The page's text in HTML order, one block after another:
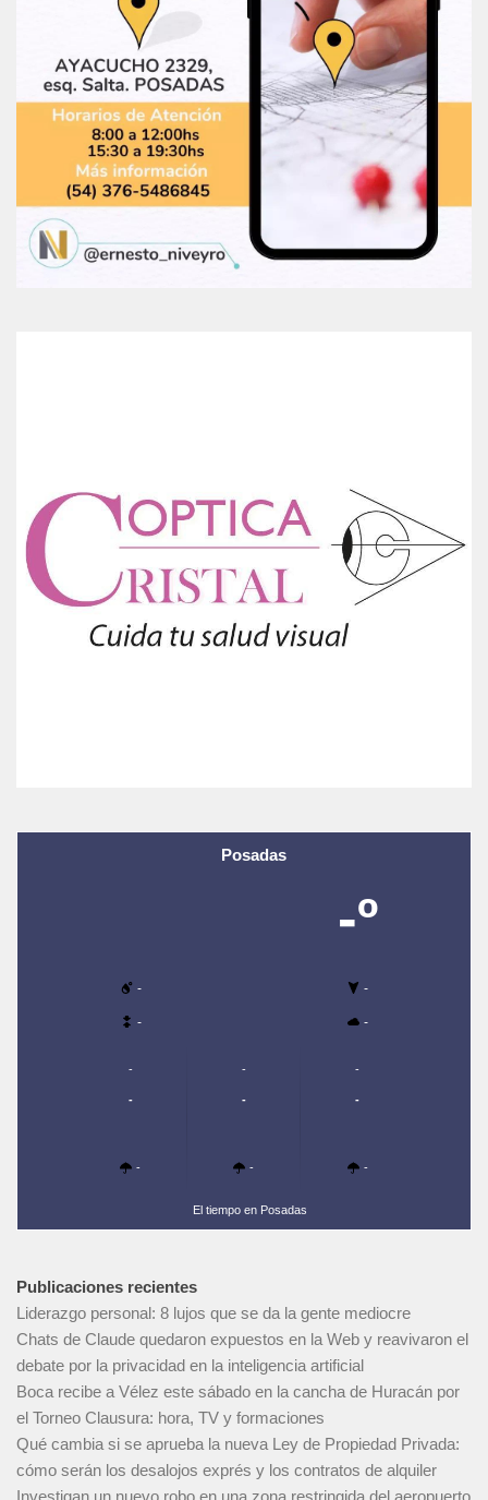
Posadas
-º
- -
- -
-
-
-
-
-
-
-
-
-
El tiempo en Posadas
Publicaciones recientes
Liderazgo personal: 8 lujos que se da la gente mediocre
Chats de Claude quedaron expuestos en la Web y reavivaron el
debate por la privacidad en la inteligencia artificial
Boca recibe a Vélez este sábado en la cancha de Huracán por
el Torneo Clausura: hora, TV y formaciones
Qué cambia si se aprueba la nueva Ley de Propiedad Privada:
cómo serán los desalojos exprés y los contratos de alquiler
Investigan un nuevo robo en una zona restringida del aeropuerto